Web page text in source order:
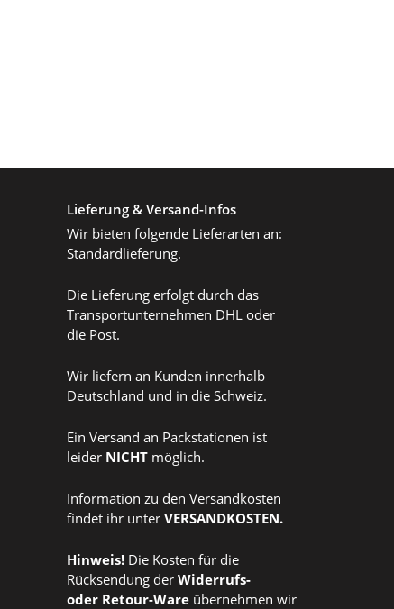
Lieferung & Versand-Infos
Wir bieten folgende Lieferarten an:
Standardlieferung.
Die Lieferung erfolgt durch das
Transportunternehmen DHL oder
die Post.
Wir liefern an Kunden innerhalb
Deutschland und in die Schweiz.
Ein Versand an Packstationen ist
leider NICHT möglich.
Information zu den Versandkosten
findet ihr unter VERSANDKOSTEN.
Hinweis! Die Kosten für die
Rücksendung der Widerrufs-
oder Retour-Ware übernehmen wir